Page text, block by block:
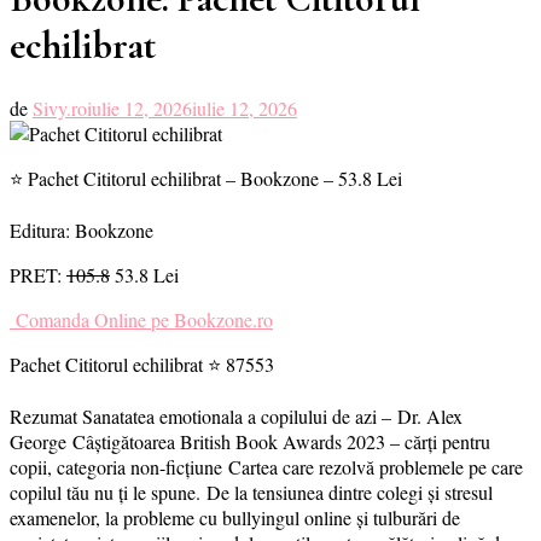
echilibrat
de Sivy.roiulie 12, 2026iulie 12, 2026
⭐ Pachet Cititorul echilibrat – Bookzone – 53.8 Lei
Editura: Bookzone
PRET: 105.853.8 Lei
Comanda Online pe Bookzone.ro
Pachet Cititorul echilibrat ⭐ 87553
Rezumat Sanatatea emotionala a copilului de azi – Dr. Alex
George Câștigătoarea British Book Awards 2023 – cărți pentru
copii, categoria non-ficțiune Cartea care rezolvă problemele pe care
copilul tău nu ți le spune. De la tensiunea dintre colegi și stresul
examenelor, la probleme cu bullyingul online și tulburări de